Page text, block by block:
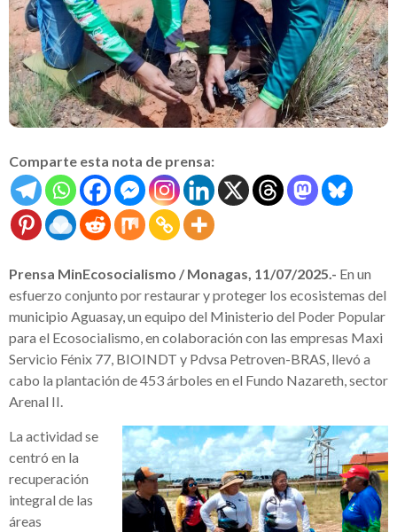
Comparte esta nota de prensa:
Prensa MinEcosocialismo / Monagas, 11/07/2025.- En un
esfuerzo conjunto por restaurar y proteger los ecosistemas del
municipio Aguasay, un equipo del Ministerio del Poder Popular
para el Ecosocialismo, en colaboración con las empresas Maxi
Servicio Fénix 77, BIOINDT y Pdvsa Petroven-BRAS, llevó a
cabo la plantación de 453 árboles en el Fundo Nazareth, sector
Arenal II.
La actividad se
centró en la
recuperación
integral de las
áreas